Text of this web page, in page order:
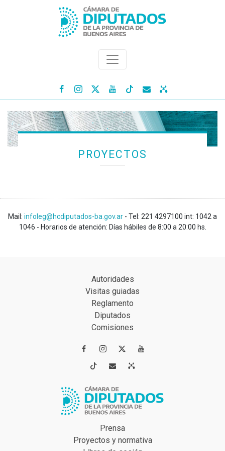
   
PROYECTOS
Mail: infoleg@hcdiputados-ba.gov.ar - Tel: 221 4297100 int: 1042 a
1046 - Horarios de atención: Días hábiles de 8:00 a 20:00 hs.
Autoridades
Visitas guiadas
Reglamento
Diputados
Comisiones
 
 
Prensa
Proyectos y normativa